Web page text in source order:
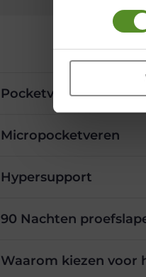
Pocketveringmatras
Micropocketveren
Hypersupport
90 Nachten
Waarom kiezen voor